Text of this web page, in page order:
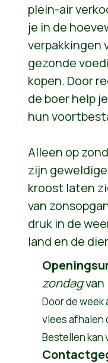
plein-air
je in de
verpakkingen
gezonde
kopen. Door
de boer help
hun
Alleen op
zijn
kroost laten
van
druk in de
land en de
zondagvan
Door de
vlees afhalen
Bestellen kan